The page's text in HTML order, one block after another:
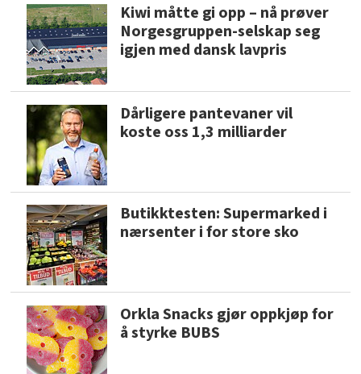
Kiwi måtte gi opp – nå prøver
Norgesgruppen-selskap seg
igjen med dansk lavpris
Dårligere pantevaner vil
koste oss 1,3 milliarder
Butikktesten: Supermarked i
nærsenter i for store sko
Orkla Snacks gjør oppkjøp for
å styrke BUBS